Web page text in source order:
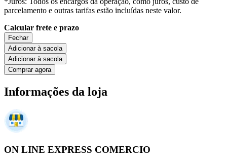
parcelamento e outras tarifas estão incluídas neste valor.
Calcular frete e prazo
Fechar
Adicionar à sacola
Adicionar à sacola
Comprar agora
Informações da loja
ON LINE EXPRESS COMERCIO